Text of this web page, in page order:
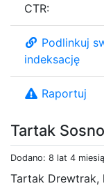
Tartak
Dodano: 8 lat 4
Tartak Drewtrak,
CTR:
Podlinkuj
indeksację
Raportuj